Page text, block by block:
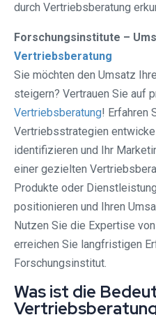
durch Vertriebsberatung
Forschungsinstitute –
Vertriebsberatung
Sie möchten den Umsatz
steigern? Vertrauen Sie auf
Vertriebsberatung! Erfahren
Vertriebsstrategien
identifizieren und Ihr
einer gezielten
Produkte oder
positionieren und Ihren
Nutzen Sie die Expertise
erreichen Sie langfristigen
Forschungsinstitut.
Was ist die